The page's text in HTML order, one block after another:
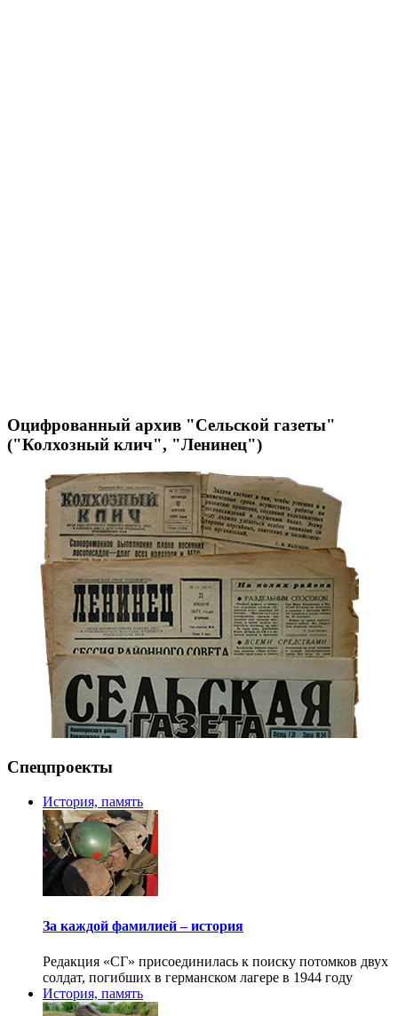
Оцифрованный архив "Сельской газеты"
("Колхозный клич", "Ленинец")
Спецпроекты
История, память
За каждой фамилией – история
Редакция «СГ» присоединилась к поиску потомков двух
солдат, погибших в германском лагере в 1944 году
История, память